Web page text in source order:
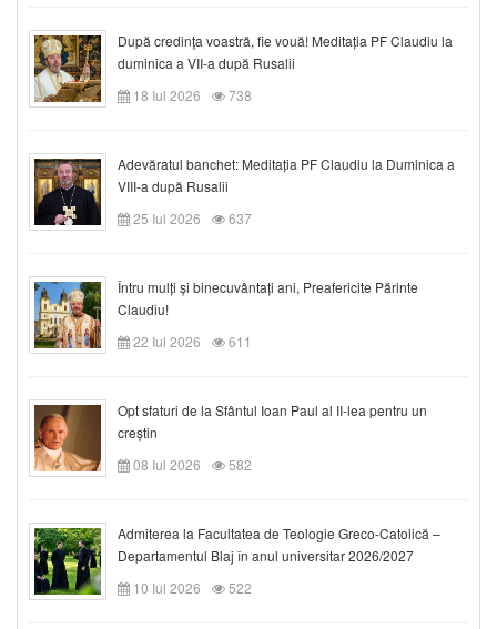
După credinţa voastră, fie vouă! Meditația PF Claudiu la
duminica a VII-a după Rusalii
18 Iul 2026
738
Adevăratul banchet: Meditația PF Claudiu la Duminica a
VIII-a după Rusalii
25 Iul 2026
637
Întru mulți și binecuvântați ani, Preafericite Părinte
Claudiu!
22 Iul 2026
611
Opt sfaturi de la Sfântul Ioan Paul al II-lea pentru un
creștin
08 Iul 2026
582
Admiterea la Facultatea de Teologie Greco-Catolică –
Departamentul Blaj în anul universitar 2026/2027
10 Iul 2026
522